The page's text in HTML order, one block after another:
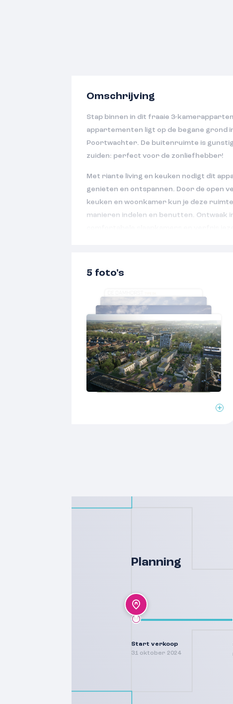
Omschrijving
Stap binnen in dit fraaie 3-
appartementen ligt op de begane grond
Poortwachter. De buitenruimte is
zuiden: perfect voor de zonliefhebber!
Met riante living en keuken nodigt dit
genieten en ontspannen. Door de open
keuken en woonkamer kun je deze
manieren indelen en benutten. Ontwaak
5 foto's
Planning
Start verkoop
31 oktober 2024